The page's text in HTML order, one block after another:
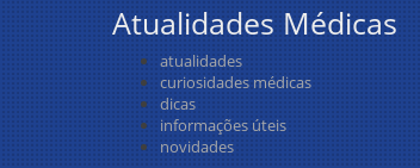
Atualidades Médicas
atualidades
curiosidades médicas
dicas
informações úteis
novidades